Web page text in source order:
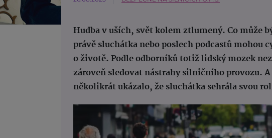
Hudba v uších, svět kolem ztlumený. Co může
právě sluchátka nebo poslech podcastů
o životě. Podle odborníků totiž lidský mozek
zároveň sledovat nástrahy silničního provozu.
několikrát ukázalo, že sluchátka sehrála svou